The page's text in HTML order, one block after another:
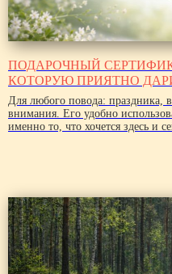
ПОДАРОЧНЫЙ
КОТОРУЮ ПРИЯТНО
Для любого повода: праздника,
внимания. Его удобно
именно то, что хочется здесь и